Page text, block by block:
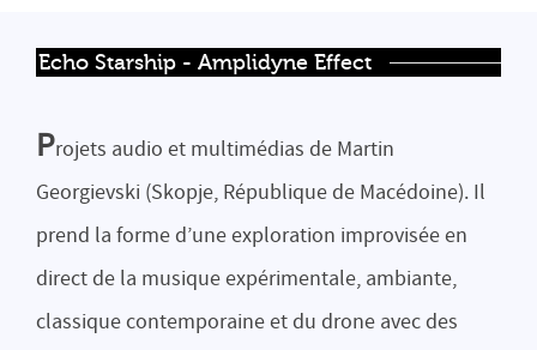
Echo Starship - Amplidyne Effect
Projets audio et multimédias de Martin
Georgievski (Skopje, République de Macédoine). Il
prend la forme d’une exploration improvisée en
direct de la musique expérimentale, ambiante,
classique contemporaine et du drone avec des